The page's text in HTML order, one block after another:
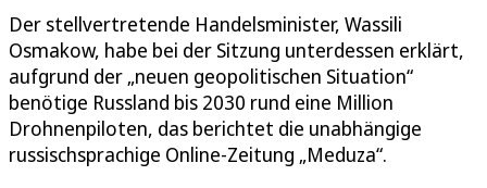
Der stellvertretende Handelsminister, Wassili
Osmakow, habe bei der Sitzung unterdessen erklärt,
aufgrund der „neuen geopolitischen Situation“
benötige Russland bis 2030 rund eine Million
Drohnenpiloten, das berichtet die unabhängige
russischsprachige Online-Zeitung „Meduza“.